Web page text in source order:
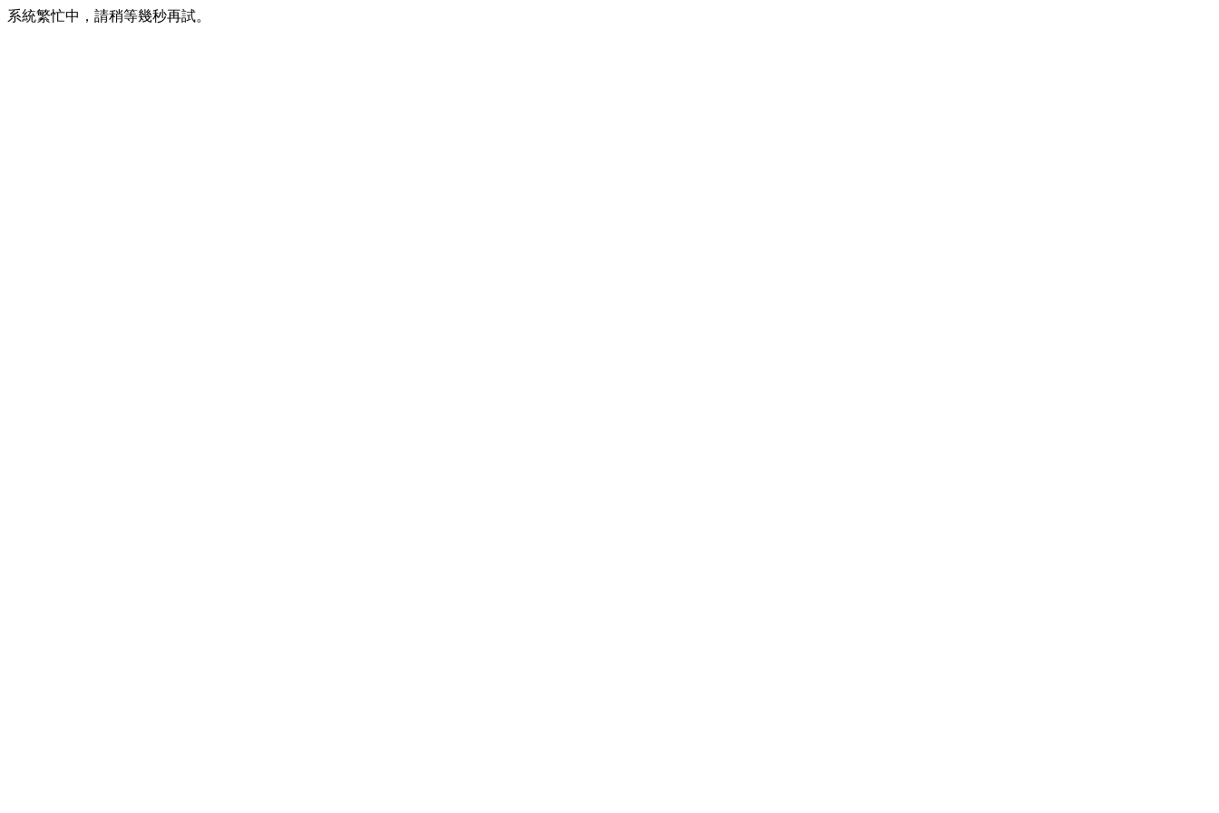
系統繁忙中，請稍等幾秒再試。